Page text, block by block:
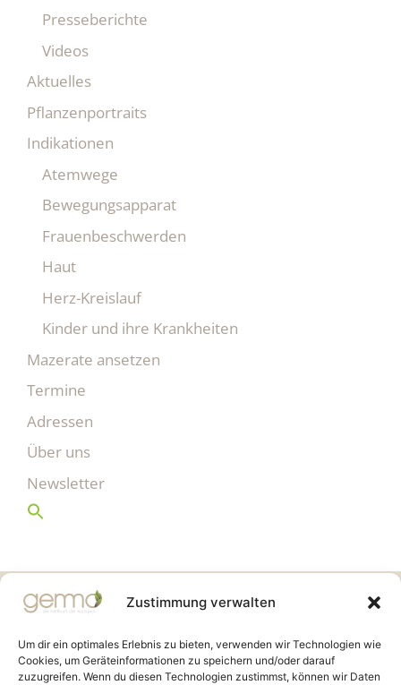
Zustimmung verwalten
Um dir ein optimales Erlebnis zu bieten, verwenden wir Technologien wie
Cookies, um Geräteinformationen zu speichern und/oder darauf
zuzugreifen. Wenn du diesen Technologien zustimmst, können wir Daten
Presseberichte
Videos
Aktuelles
Pflanzenportraits
Indikationen
Atemwege
Bewegungsapparat
Frauenbeschwerden
Haut
Herz-Kreislauf
Kinder und ihre Krankheiten
Mazerate ansetzen
Termine
Adressen
Über uns
Newsletter
Gemmo Community
Birkenstr. 7
CH-6003 Luzern
info@gemmo.de